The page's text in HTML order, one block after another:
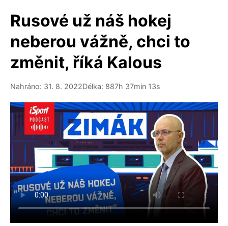
Rusové už náš hokej
neberou vážně, chci to
změnit, říká Kalous
Nahráno: 31. 8. 2022Délka: 887h 37min 13s